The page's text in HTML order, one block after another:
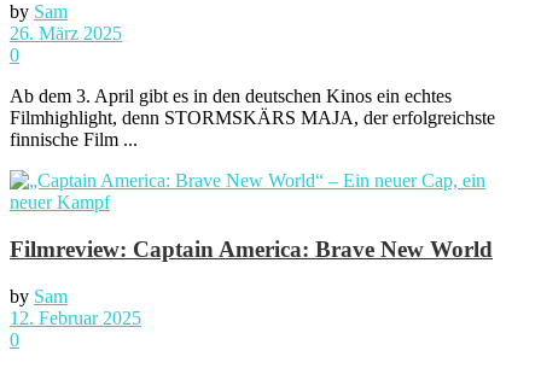
by Sam
26. März 2025
0
Ab dem 3. April gibt es in den deutschen Kinos ein echtes
Filmhighlight, denn STORMSKÄRS MAJA, der erfolgreichste
finnische Film ...
Filmreview: Captain America: Brave New World
by Sam
12. Februar 2025
0